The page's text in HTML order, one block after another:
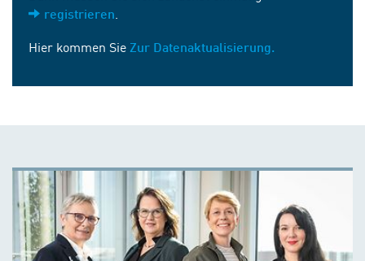
registrieren
Hier kommen Sie Zur Datenaktualisierung.